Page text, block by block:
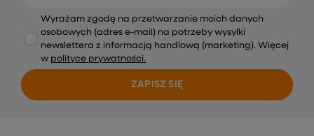
Wyrażam zgodę na przetwarzanie moich danych
osobowych (adres e-mail) na potrzeby wysyłki
newslettera z informacją handlową (marketing). Więcej
w polityce prywatności.
ZAPISZ SIĘ